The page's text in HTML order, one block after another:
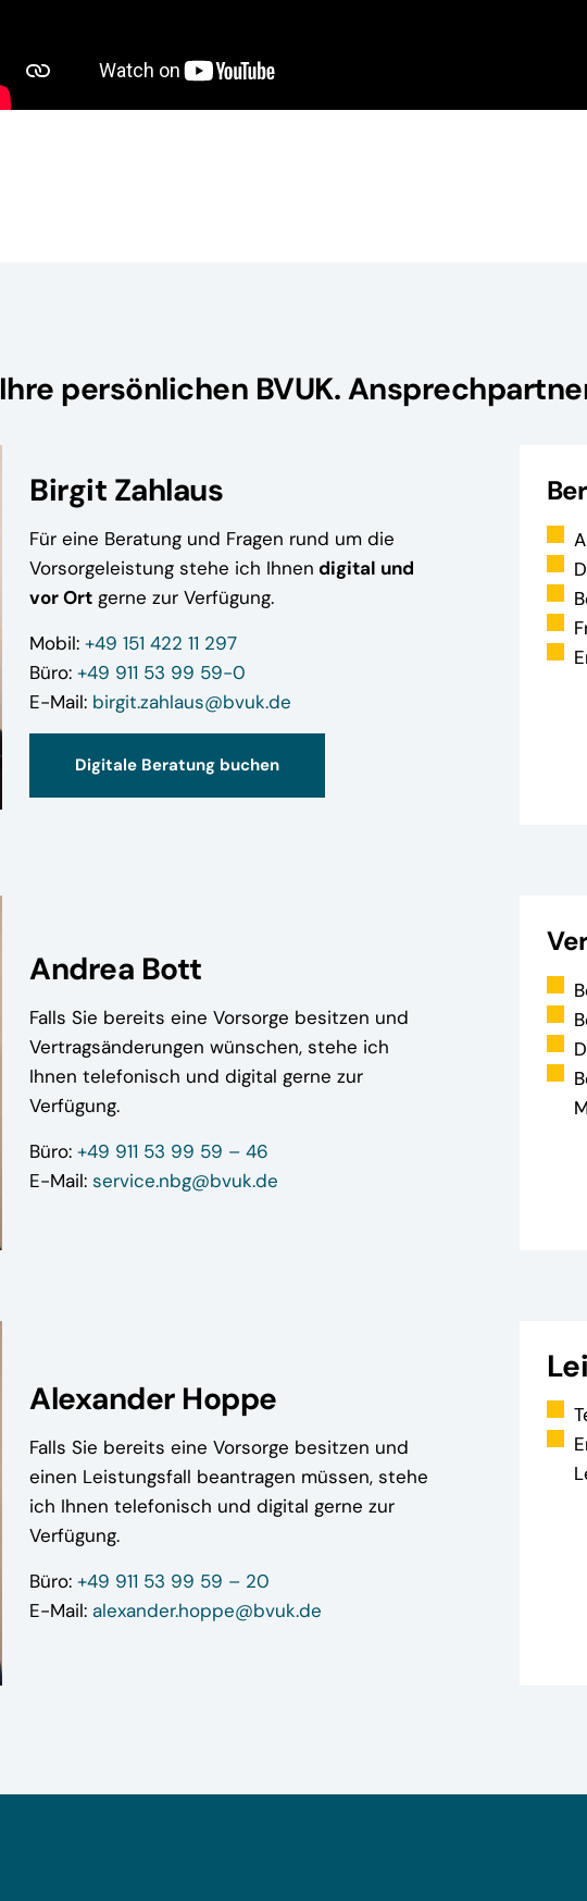
Ihre persönlichen BVUK.
Birgit Zahlaus
Für eine Beratung und Fragen rund um die
Vorsorgeleistung stehe ich Ihnen digital und
vor Ort gerne zur Verfügung.
Mobil:+49 151 422 11 297
Büro:+49 911 53 99 59-0
E-Mail: birgit.zahlaus@bvuk.de
Digitale Beratung buchen
Andrea Bott
Falls Sie bereits eine Vorsorge besitzen und
Vertragsänderungen wünschen, stehe ich
Ihnen telefonisch und digital gerne zur
Verfügung.
Büro:+49 911 53 99 59 – 46
E-Mail:service.nbg@bvuk.de
Alexander Hoppe
Falls Sie bereits eine Vorsorge besitzen und
einen Leistungsfall beantragen müssen, stehe
ich Ihnen telefonisch und digital gerne zur
Verfügung.
Büro:+49 911 53 99 59 – 20
E-Mail:alexander.hoppe@bvuk.de